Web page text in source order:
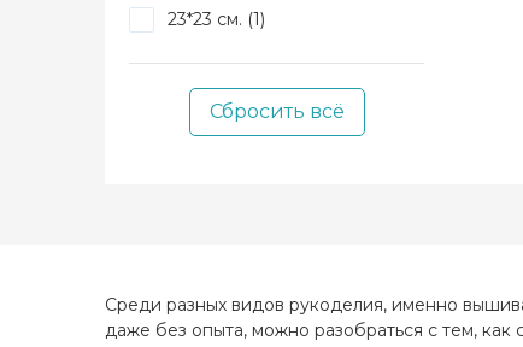
Для детей (+4)
Бискорню (+31)
Цветы (+94)
23*23 см. (1)
Сбросить всё
Среди разных видов рукоделия, именно
даже без опыта, можно разобраться с тем,